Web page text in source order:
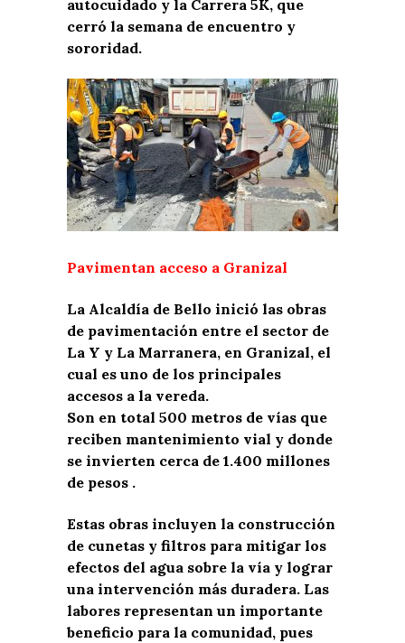
autocuidado y la Carrera 5K, que
cerró la semana de encuentro y
sororidad.
Pavimentan acceso a Granizal
La Alcaldía de Bello inició las obras
de pavimentación entre el sector de
La Y y La Marranera, en Granizal, el
cual es uno de los principales
accesos a la vereda.
Son en total 500 metros de vías que
reciben mantenimiento vial y donde
se invierten cerca de 1.400 millones
de pesos .
Estas obras incluyen la construcción
de cunetas y filtros para mitigar los
efectos del agua sobre la vía y lograr
una intervención más duradera. Las
labores representan un importante
beneficio para la comunidad, pues